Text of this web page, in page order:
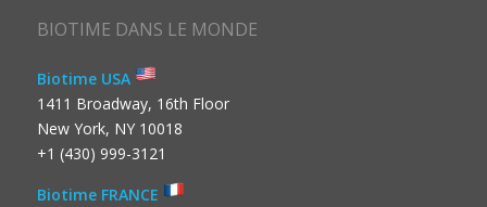
BIOTIME DANS LE MONDE
Biotime USA
1411 Broadway, 16th Floor
New York, NY 10018
+1 (430) 999-3121
Biotime FRANCE